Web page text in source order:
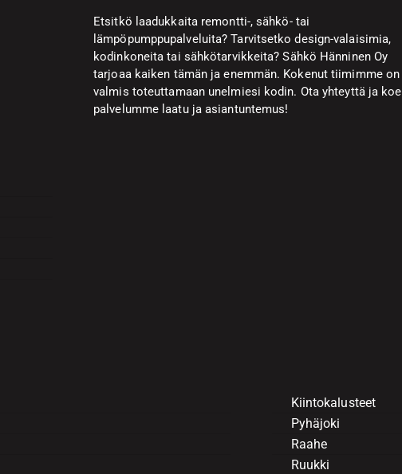
Etsitkö laadukkaita remontti-, sähkö- tai
lämpöpumppupalveluita? Tarvitsetko design-valaisimia,
kodinkoneita tai sähkötarvikkeita? Sähkö Hänninen Oy
tarjoaa kaiken tämän ja enemmän. Kokenut tiimimme on
valmis toteuttamaan unelmiesi kodin. Ota yhteyttä ja koe
palvelumme laatu ja asiantuntemus!
Kiintokalusteet
Pyhäjoki
Raahe
Ruukki